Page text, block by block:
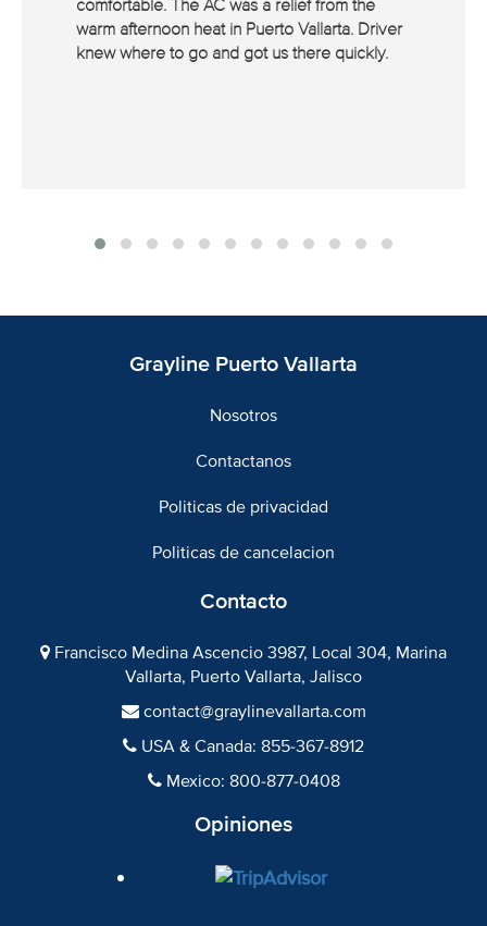
comfortable. The AC was a relief from the
warm afternoon heat in Puerto Vallarta. Driver
knew where to go and got us there quickly.
Grayline Puerto Vallarta
Nosotros
Contactanos
Politicas de privacidad
Politicas de cancelacion
Contacto
Francisco Medina Ascencio 3987, Local 304, Marina
Vallarta, Puerto Vallarta, Jalisco​
contact@graylinevallarta.com
USA & Canada: 855-367-8912
Mexico: 800-877-0408
Opiniones